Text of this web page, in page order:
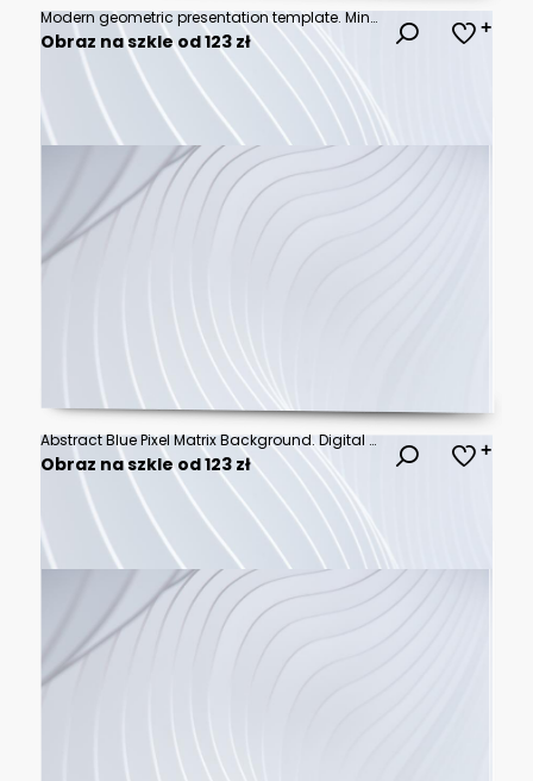
Modern geometric presentation template. Minimal vector banner.
Obraz na szkle od 123 zł
Abstract Blue Pixel Matrix Background. Digital Grid Texture with Organic Pattern. Modern Vector Illustration.
Obraz na szkle od 123 zł